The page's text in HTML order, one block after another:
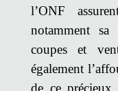
l’ONF
notamment sa
coupes et
également
de ce